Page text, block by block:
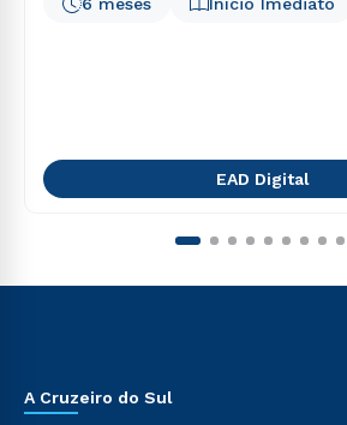
EAD Digital
A Cruzeiro do Sul